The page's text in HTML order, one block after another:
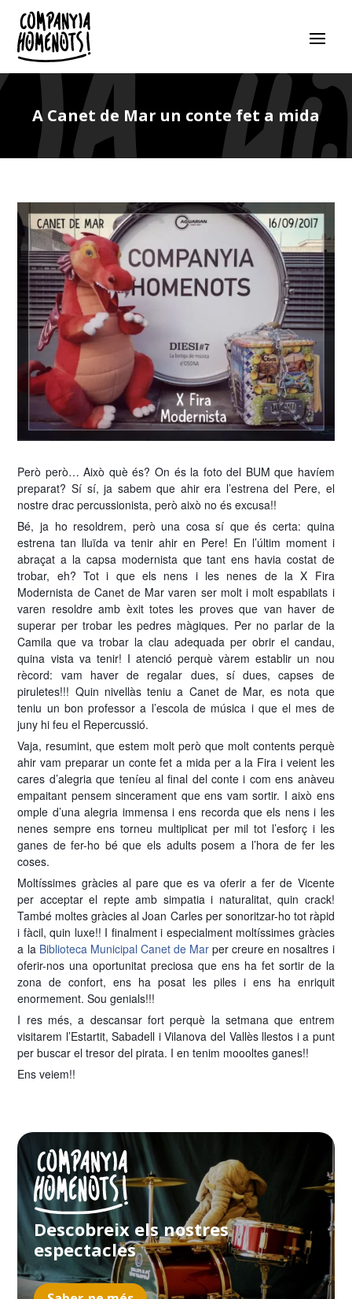
A Canet de Mar un conte fet a mida
Però però… Això què és? On és la foto del BUM que havíem
preparat? Sí sí, ja sabem que ahir era l’estrena del Pere, el
nostre drac percussionista, però això no és excusa!!
Bé, ja ho resoldrem, però una cosa sí que és certa: quina
estrena tan lluïda va tenir ahir en Pere! En l’últim moment i
abraçat a la capsa modernista que tant ens havia costat de
trobar, eh? Tot i que els nens i les nenes de la X Fira
Modernista de Canet de Mar varen ser molt i molt espabilats i
varen resoldre amb èxit totes les proves que van haver de
superar per trobar les pedres màgiques. Per no parlar de la
Camila que va trobar la clau adequada per obrir el candau,
quina vista va tenir! I atenció perquè vàrem establir un nou
rècord: vam haver de regalar dues, sí dues, capses de
piruletes!!! Quin nivellàs teniu a Canet de Mar, es nota que
teniu un bon professor a l’escola de música i que el mes de
juny hi feu el Repercussió.
Vaja, resumint, que estem molt però que molt contents perquè
ahir vam preparar un conte fet a mida per a la Fira i veient les
cares d’alegria que teníeu al final del conte i com ens anàveu
empaitant pensem sincerament que ens vam sortir. I això ens
omple d’una alegria immensa i ens recorda que els nens i les
nenes sempre ens torneu multiplicat per mil tot l’esforç i les
ganes de fer-ho bé que els adults posem a l’hora de fer les
coses.
Moltíssimes gràcies al pare que es va oferir a fer de Vicente
per acceptar el repte amb simpatia i naturalitat, quin crack!
També moltes gràcies al Joan Carles per sonoritzar-ho tot ràpid
i fàcil, quin luxe!! I finalment i especialment moltíssimes gràcies
a la Biblioteca Municipal Canet de Mar per creure en nosaltres i
oferir-nos una oportunitat preciosa que ens ha fet sortir de la
zona de confort, ens ha posat les piles i ens ha enriquit
enormement. Sou genials!!!
I res més, a descansar fort perquè la setmana que entrem
visitarem l’Estartit, Sabadell i Vilanova del Vallès llestos i a punt
per buscar el tresor del pirata. I en tenim moooltes ganes!!
Ens veiem!!
Descobreix els nostres
espectacles